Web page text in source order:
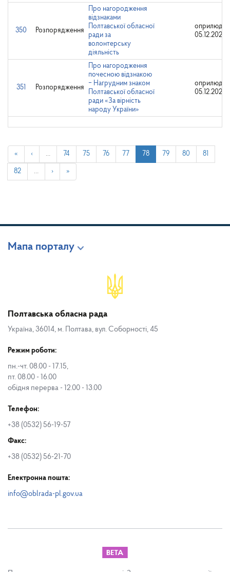
350 Розпорядження
Про нагородження
відзнаками
Полтавської обласної
ради за
волонтерську
діяльність
05.12.2024
351 Розпорядження
Про нагородження
почесною відзнакою
‒ Нагрудним знаком
Полтавської обласної
ради «За вірність
народу України»
05.12.2024
« ‹ … 74 75 76 77 78 79 80 81
82 … › »
Мапа порталу
Полтавська обласна рада
Україна, 36014, м. Полтава, вул. Соборності, 45
Режим роботи:
пн.-чт. 08.00 - 17.15,
пт. 08.00 - 16.00
обідня перерва - 12.00 - 13.00
Телефон:
+38 (0532) 56-19-57
Факс:
+38 (0532) 56-21-70
Електронна пошта:
info@oblrada-pl.gov.ua